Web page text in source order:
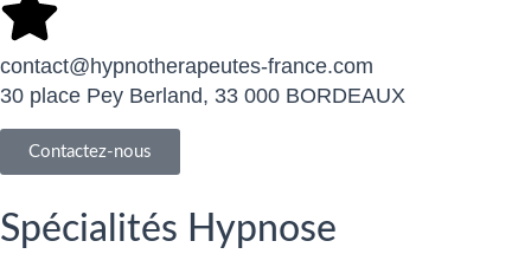
contact@hypnotherapeutes-france.com
30 place Pey Berland, 33 000 BORDEAUX
Contactez-nous
Spécialités Hypnose